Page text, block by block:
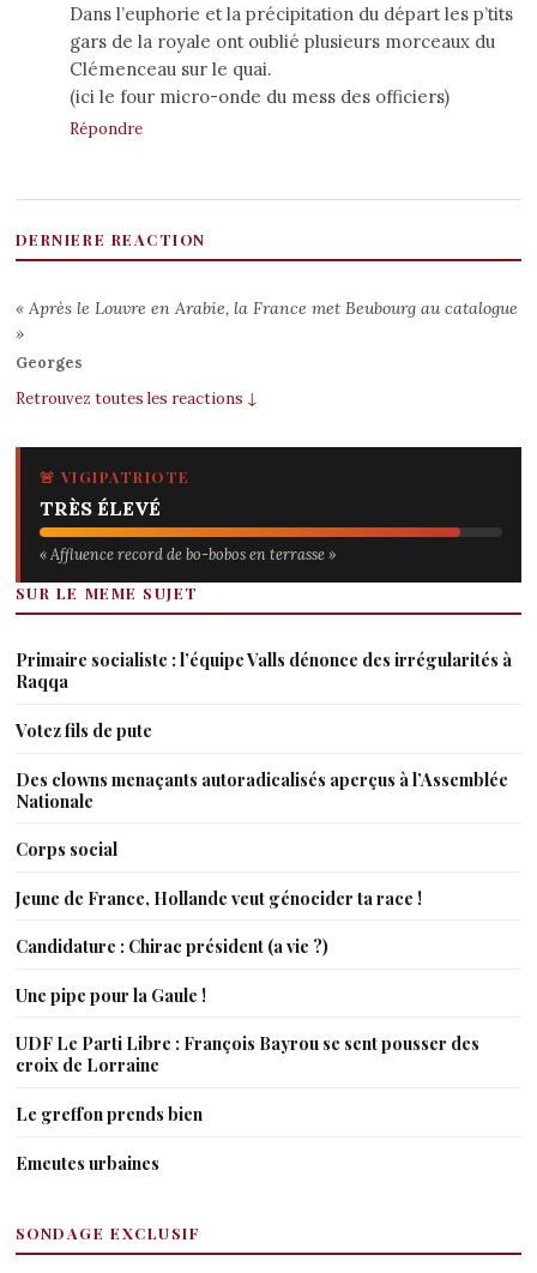
Dans l’euphorie et la précipitation du départ les p’tits
gars de la royale ont oublié plusieurs morceaux du
Clémenceau sur le quai.
(ici le four micro-onde du mess des officiers)
Répondre
DERNIERE REACTION
« Après le Louvre en Arabie, la France met Beubourg au catalogue
»
Georges
Retrouvez toutes les reactions ↓
🚨 VIGIPATRIOTE
TRÈS ÉLEVÉ
« Affluence record de bo-bobos en terrasse »
SUR LE MEME SUJET
Primaire socialiste : l’équipe Valls dénonce des irrégularités à
Raqqa
Votez fils de pute
Des clowns menaçants autoradicalisés aperçus à l’Assemblée
Nationale
Corps social
Jeune de France, Hollande veut génocider ta race !
Candidature : Chirac président (a vie ?)
Une pipe pour la Gaule !
UDF Le Parti Libre : François Bayrou se sent pousser des
croix de Lorraine
Le greffon prends bien
Emeutes urbaines
SONDAGE EXCLUSIF